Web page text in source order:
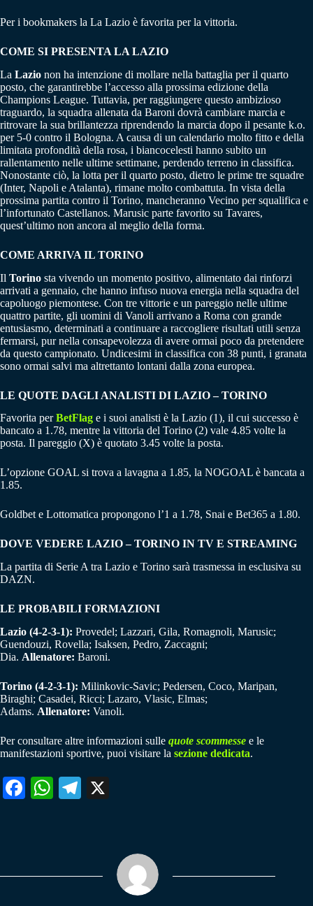
Per i bookmakers la La Lazio è favorita per la vittoria.
COME SI PRESENTA LA LAZIO
La Lazio non ha intenzione di mollare nella battaglia per il quarto
posto, che garantirebbe l’accesso alla prossima edizione della
Champions League. Tuttavia, per raggiungere questo ambizioso
traguardo, la squadra allenata da Baroni dovrà cambiare marcia e
ritrovare la sua brillantezza riprendendo la marcia dopo il pesante k.o.
per 5-0 contro il Bologna. A causa di un calendario molto fitto e della
limitata profondità della rosa, i biancocelesti hanno subito un
rallentamento nelle ultime settimane, perdendo terreno in classifica.
Nonostante ciò, la lotta per il quarto posto, dietro le prime tre squadre
(Inter, Napoli e Atalanta), rimane molto combattuta. In vista della
prossima partita contro il Torino, mancheranno Vecino per squalifica e
l’infortunato Castellanos. Marusic parte favorito su Tavares,
quest’ultimo non ancora al meglio della forma.
COME ARRIVA IL TORINO
Il Torino sta vivendo un momento positivo, alimentato dai rinforzi
arrivati a gennaio, che hanno infuso nuova energia nella squadra del
capoluogo piemontese. Con tre vittorie e un pareggio nelle ultime
quattro partite, gli uomini di Vanoli arrivano a Roma con grande
entusiasmo, determinati a continuare a raccogliere risultati utili senza
fermarsi, pur nella consapevolezza di avere ormai poco da pretendere
da questo campionato. Undicesimi in classifica con 38 punti, i granata
sono ormai salvi ma altrettanto lontani dalla zona europea.
LE QUOTE DAGLI ANALISTI DI LAZIO – TORINO
Favorita perBetFlag e i suoi analisti è la Lazio (1), il cui successo è
bancato a 1.78, mentre la vittoria del Torino (2) vale 4.85 volte la
posta. Il pareggio (X) è quotato 3.45 volte la posta.
L’opzione GOAL si trova a lavagna a 1.85, la NOGOAL è bancata a
1.85.
Goldbet e Lottomatica propongono l’1 a 1.78, Snai e Bet365 a 1.80.
DOVE VEDERE LAZIO – TORINO IN TV E STREAMING
La partita di Serie A tra Lazio e Torino sarà trasmessa in esclusiva su
DAZN.
LE PROBABILI FORMAZIONI
Lazio (4-2-3-1): Provedel; Lazzari, Gila, Romagnoli, Marusic;
Guendouzi, Rovella; Isaksen, Pedro, Zaccagni;
Dia. Allenatore: Baroni.
Torino (4-2-3-1): Milinkovic-Savic; Pedersen, Coco, Maripan,
Biraghi; Casadei, Ricci; Lazaro, Vlasic, Elmas;
Adams. Allenatore: Vanoli.
Per consultare altre informazioni sulle quote scommesse e le
manifestazioni sportive, puoi visitare la sezione dedicata.
Fa W
pp
Te
m